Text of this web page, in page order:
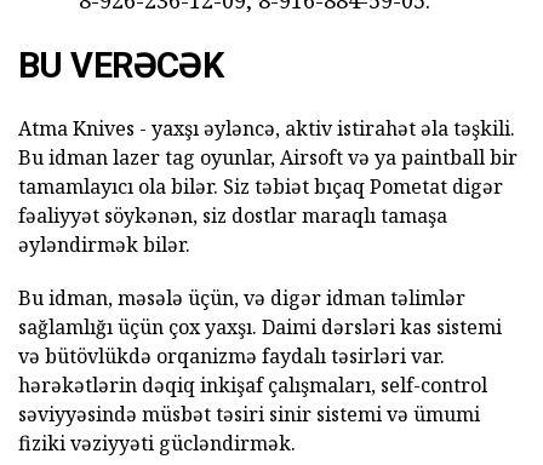
BU VERƏCƏK
Atma Knives - yaxşı əyləncə, aktiv istirahət əla təşkili.
Bu idman lazer tag oyunlar, Airsoft və ya paintball bir
tamamlayıcı ola bilər. Siz təbiət bıçaq Pometat digər
fəaliyyət söykənən, siz dostlar maraqlı tamaşa
əyləndirmək bilər.
Bu idman, məsələ üçün, və digər idman təlimlər
sağlamlığı üçün çox yaxşı. Daimi dərsləri kas sistemi
və bütövlükdə orqanizmə faydalı təsirləri var.
hərəkətlərin dəqiq inkişaf çalışmaları, self-control
səviyyəsində müsbət təsiri sinir sistemi və ümumi
fiziki vəziyyəti gücləndirmək.